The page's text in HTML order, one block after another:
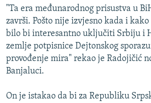
ISPRIČAJ MI
DNEVNO@RSE
SPECIJALI RSE
VIŠE OD NASLOVA
GENOCID U SREBRENICI
POPLAVE I KLIZIŠTA U BIH 2024.
PRATITE NAS
"Ta era međunarodnog prisustva u
završi. Pošto nije izvjesno kada i kako
bilo bi interesantno uključiti Srbiju i
zemlje potpisnice Dejtonskog
provođenje mira" rekao je Radojičić
Banjaluci.
On je istakao da bi za Republiku